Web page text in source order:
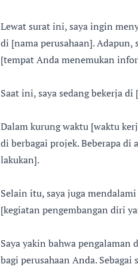
Lewat surat ini, saya ingin
di [nama perusahaan].
[tempat Anda menemukan
Saat ini, saya sedang bekerja
Dalam kurung waktu [waktu
di berbagai projek. Beberapa di
lakukan].
Selain itu, saya juga
[kegiatan pengembangan diri
Saya yakin bahwa pengalaman
bagi perusahaan Anda.